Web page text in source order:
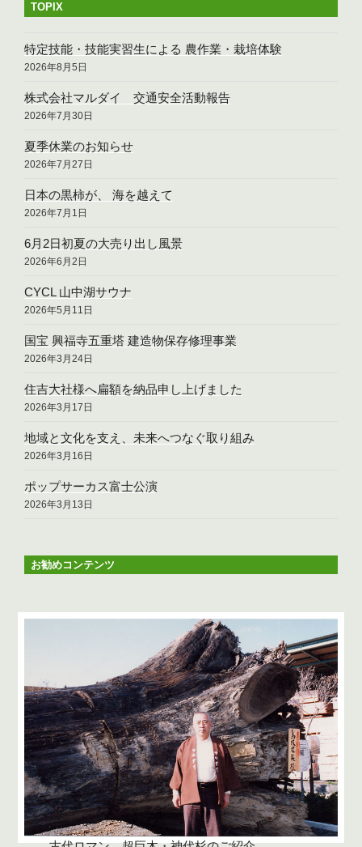
TOPIX
特定技能・技能実習生による 農作業・栽培体験
2026年8月5日
株式会社マルダイ 交通安全活動報告
2026年7月30日
夏季休業のお知らせ
2026年7月27日
日本の黒柿が、 海を越えて
2026年7月1日
6月2日初夏の大売り出し風景
2026年6月2日
CYCL 山中湖サウナ
2026年5月11日
国宝 興福寺五重塔 建造物保存修理事業
2026年3月24日
住吉大社様へ扁額を納品申し上げました
2026年3月17日
地域と文化を支え、未来へつなぐ取り組み
2026年3月16日
ポップサーカス富士公演
2026年3月13日
お勧めコンテンツ